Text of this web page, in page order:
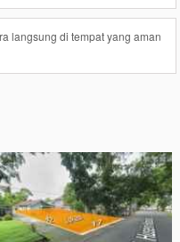
langsung di tempat yang aman